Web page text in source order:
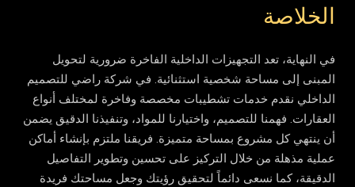
الخلاصة
في النهاية، تعد التجهيزات الداخلية الفاخرة ضرورية لتحويل
المبنى إلى مساحة شخصية استثنائية. في شركة راضي للتصميم
الداخلي نقدم خدمات تشطيبات مخصصة وفاخرة لمختلف أنواع
العقارات. فهمنا للتصميم، واختيارنا للمواد، وتنفيذنا الدقيق يضمن
أن ينتهي كل مشروع بمساحة متميزة. فريقنا ملتزم بإنشاء أماكن
عملية مذهلة من خلال التركيز على تحسين وتطوير التفاصيل
الدقيقة، كما نسعى دائماً لتحقيق رؤيتك وجعل مساحتك فريدة